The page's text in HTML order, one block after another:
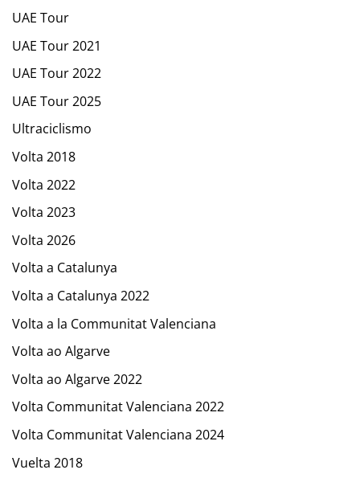
UAE Tour
UAE Tour 2021
UAE Tour 2022
UAE Tour 2025
Ultraciclismo
Volta 2018
Volta 2022
Volta 2023
Volta 2026
Volta a Catalunya
Volta a Catalunya 2022
Volta a la Communitat Valenciana
Volta ao Algarve
Volta ao Algarve 2022
Volta Communitat Valenciana 2022
Volta Communitat Valenciana 2024
Vuelta 2018